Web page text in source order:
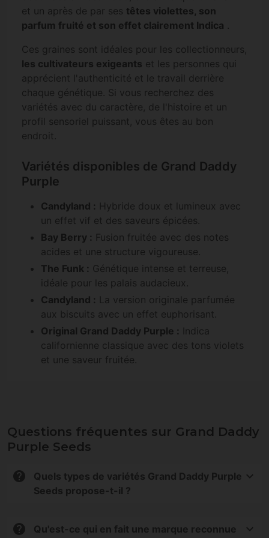
et un après de par ses têtes violettes, son
parfum fruité et son effet clairement Indica .
Ces graines sont idéales pour les collectionneurs,
les cultivateurs exigeants et les personnes qui
apprécient l'authenticité et le travail derrière
chaque génétique. Si vous recherchez des
variétés avec du caractère, de l'histoire et un
profil sensoriel puissant, vous êtes au bon
endroit.
Variétés disponibles de Grand Daddy
Purple
Candyland : Hybride doux et lumineux avec
un effet vif et des saveurs épicées.
Bay Berry : Fusion fruitée avec des notes
acides et une structure vigoureuse.
The Funk : Génétique intense et terreuse,
idéale pour les palais audacieux.
Candyland : La version originale parfumée
aux biscuits avec un effet euphorisant.
Original Grand Daddy Purple : Indica
californienne classique avec des tons violets
et une saveur fruitée.
Questions fréquentes sur Grand Daddy
Purple Seeds
Quels types de variétés Grand Daddy Purple
Seeds propose-t-il ?
frappantes, avec une génétique sélectionnée et
Qu'est-ce qui en fait une marque reconnue